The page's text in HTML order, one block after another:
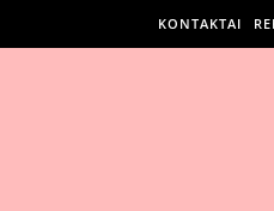
KONTAKTAI